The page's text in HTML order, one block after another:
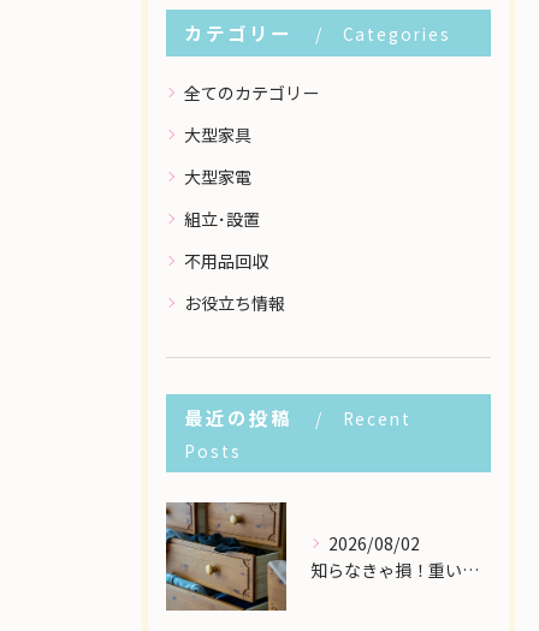
カテゴリー Categories
全てのカテゴリー
大型家具
大型家電
組立･設置
不用品回収
お役立ち情報
最近の投稿
Recent
Posts
2026/08/02
知らなきゃ損！重い大型家具の配送費用を格安に抑える裏ワザ